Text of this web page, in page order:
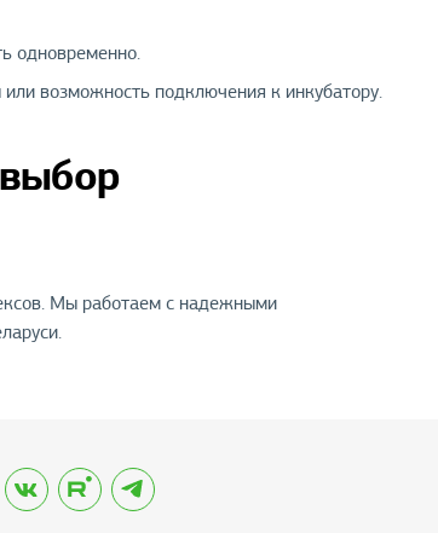
одновременно.
возможность подключения к инкубатору.
Мы работаем с надежными